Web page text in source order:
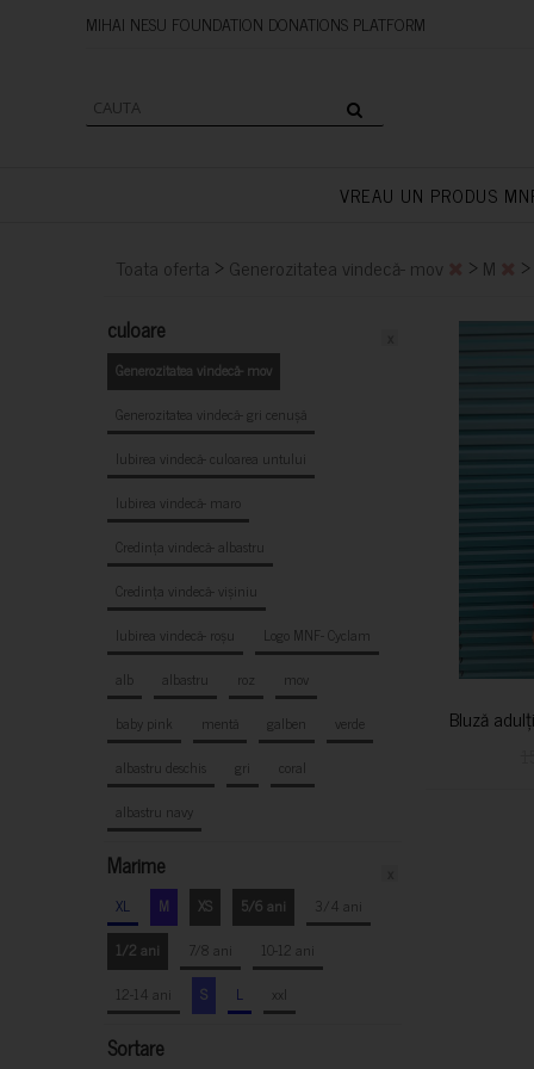
MIHAI NESU FOUNDATION
VREAU UN PRODUS
Toata oferta > Generozitatea vindecă- mov > M >
culoare
Generozitatea vindecă- mov
Generozitatea vindecă- gri cenușă
Iubirea vindecă- culoarea untului
Iubirea vindecă- maro
Credința vindecă- albastru
Credința vindecă- vișiniu
Iubirea vindecă- roșu
Logo MNF- Cyclam
alb
albastru roz
mov
baby pink
mentă galben
verde
albastru deschis
gri
coral
albastru navy
Marime
XL M XS 5/6 ani
3/4 ani
1/2 ani
7/8 ani
10-12 ani
12-14 ani
S L xxl
Sortare
Bluză